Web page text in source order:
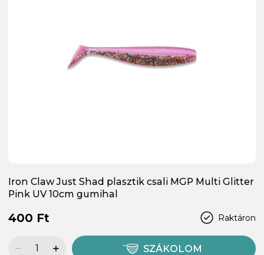
Iron Claw Just Shad plasztik csali MGP Multi Glitter
Pink UV 10cm gumihal
Raktáron
400 Ft
SZÁKOLOM